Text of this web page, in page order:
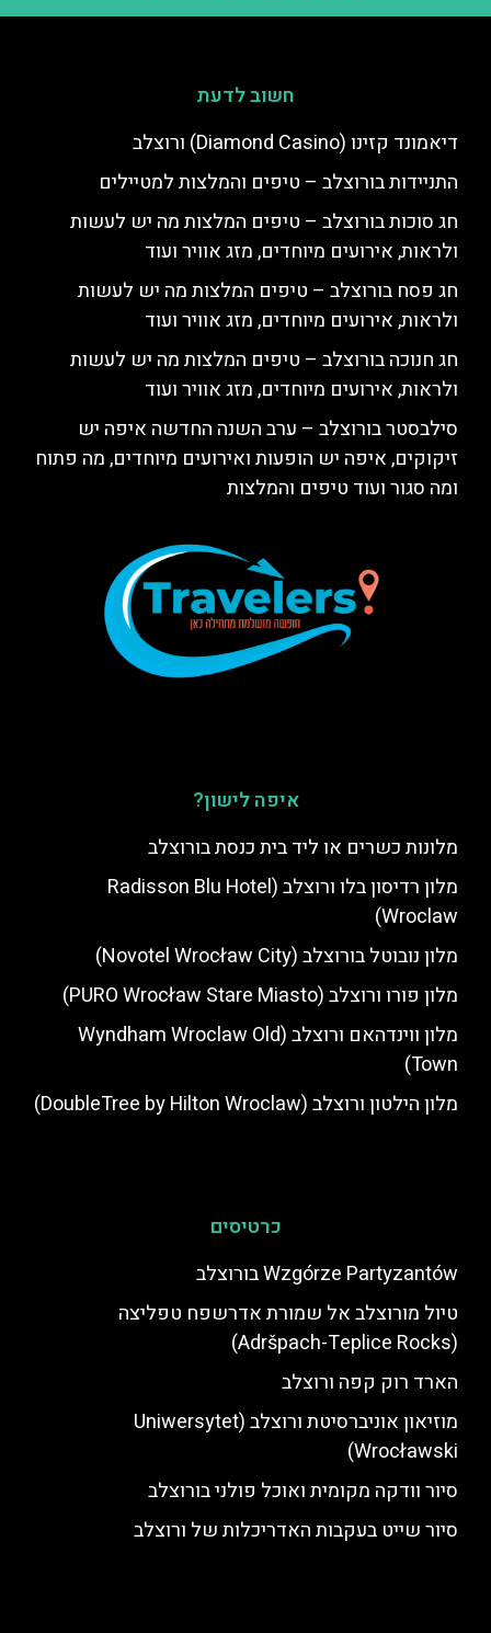
חשוב לדעת
דיאמונד קזינו (Diamond Casino) ורוצלב
התניידות בורוצלב – טיפים והמלצות למטיילים
חג סוכות בורוצלב – טיפים המלצות מה יש לעשות
ולראות, אירועים מיוחדים, מזג אוויר ועוד
חג פסח בורוצלב – טיפים המלצות מה יש לעשות
ולראות, אירועים מיוחדים, מזג אוויר ועוד
חג חנוכה בורוצלב – טיפים המלצות מה יש לעשות
ולראות, אירועים מיוחדים, מזג אוויר ועוד
סילבסטר בורוצלב – ערב השנה החדשה איפה יש
זיקוקים, איפה יש הופעות ואירועים מיוחדים, מה פתוח
ומה סגור ועוד טיפים והמלצות
איפה לישון?
מלונות כשרים או ליד בית כנסת בורוצלב
מלון רדיסון בלו ורוצלב (Radisson Blu Hotel
Wroclaw)
מלון נובוטל בורוצלב (Novotel Wrocław City)
מלון פורו ורוצלב (PURO Wrocław Stare Miasto)
מלון ווינדהאם ורוצלב (Wyndham Wroclaw Old
Town)
מלון הילטון ורוצלב (DoubleTree by Hilton Wroclaw)
כרטיסים
Wzgórze Partyzantów בורוצלב
טיול מורוצלב אל שמורת אדרשפח טפליצה
(Adršpach-Teplice Rocks)
הארד רוק קפה ורוצלב
מוזיאון אוניברסיטת ורוצלב (Uniwersytet
Wrocławski)
סיור וודקה מקומית ואוכל פולני בורוצלב
סיור שייט בעקבות האדריכלות של ורוצלב